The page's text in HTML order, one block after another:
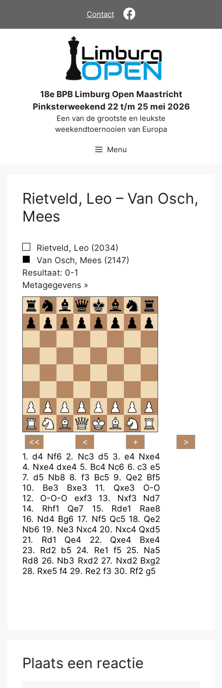
de
Contact
18e BPB Limburg Open Maastricht
Pinksterweekend 22 t/m 25 mei 2026
Een van de grootste en leukste
weekendtoernooien van Europa
Menu
Rietveld, Leo – Van Osch,
Mees
Rietveld, Leo (2034)
Van Osch, Mees (2147)
Resultaat: 0-1
Metagegevens »
om
te
openen.
1.d4 Nf6 2. Nc3 d5 3. e4 Nxe4
4. Nxe4 dxe4 5. Bc4 Nc6 6.c3 e5
7. d5 Nb8 8. f3 Bc5 9. Qe2 Bf5
10. Be3 Bxe3 11. Qxe3
O-O
12. O-O-O exf3 13. Nxf3
Nd7
14. Rhf1 Qe7 15. Rde1
Rae8
16. Nd4 Bg6 17. Nf5 Qc5 18. Qe2
Nb6 19. Ne3 Nxc4 20. Nxc4 Qxd5
21. Rd1 Qe4 22. Qxe4
Bxe4
23. Rd2 b5 24. Re1 f5 25. Na5
Rd8 26. Nb3 Rxd2 27. Nxd2 Bxg2
28. Rxe5 f4 29. Re2 f3 30. Rf2 g5
Plaats een reactie